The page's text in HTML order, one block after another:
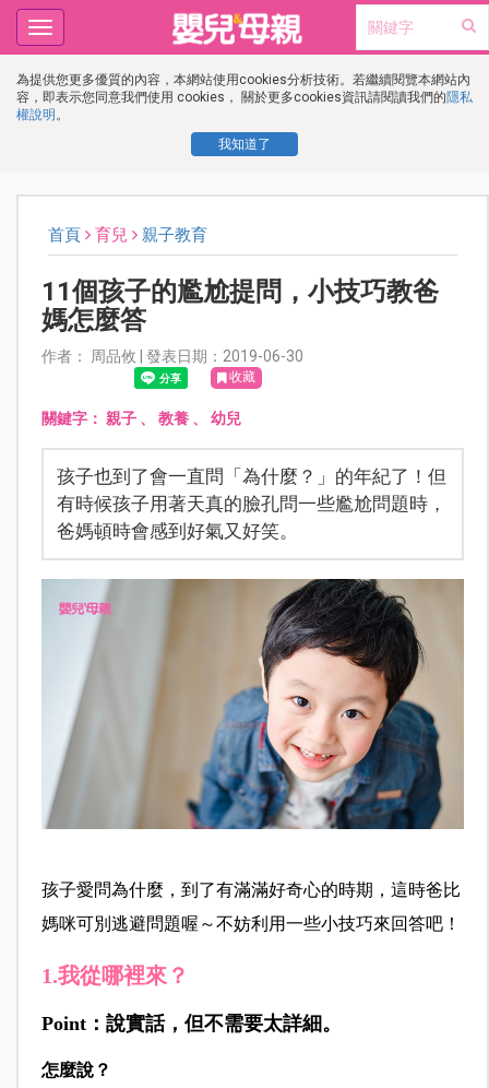
為提供您更多優質的內容，本網站使用cookies分析技術。若繼續閱覽本網站內
容，即表示您同意我們使用 cookies， 關於更多cookies資訊請閱讀我們的隱私
權說明 。
我知道了
Toggle
navigation
首頁 育兒 親子教育
11個孩子的尷尬提問，小技巧教爸
媽怎麼答
作者： 周品攸 | 發表日期：2019-06-30
收藏
關鍵字： 親子、 教養、 幼兒
孩子也到了會一直問「為什麼？」的年紀了！但
有時候孩子用著天真的臉孔問一些尷尬問題時，
爸媽頓時會感到好氣又好笑。
孩子愛問為什麼，到了有滿滿好奇心的時期，這時爸比
媽咪可別逃避問題喔～不妨利用一些小技巧來回答吧！
1.我從哪裡來？
Point：說實話，但不需要太詳細。
怎麼說？